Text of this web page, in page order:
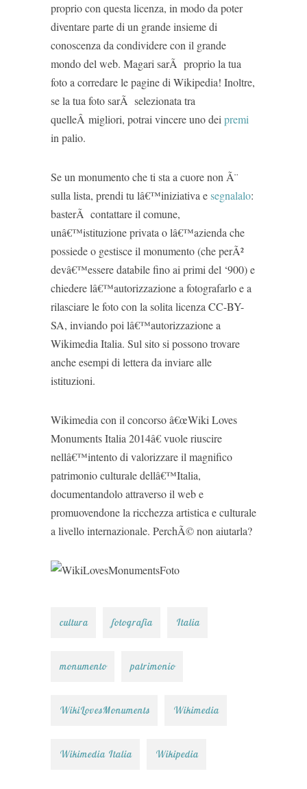
proprio con questa licenza, in modo da poter
diventare parte di un grande insieme di
conoscenza da condividere con il grande
mondo del web. Magari sarÃ proprio la tua
foto a corredare le pagine di Wikipedia! Inoltre,
se la tua foto sarÃ selezionata tra
quelleÂ migliori, potrai vincere uno dei premi
in palio.
Se un monumento che ti sta a cuore non Ã¨
sulla lista, prendi tu lâ€™iniziativa esegnalalo:
basterÃ contattare il comune,
unâ€™istituzione privata o lâ€™azienda che
possiede o gestisce il monumento (che perÃ²
devâ€™essere databile fino ai primi del ‘900) e
chiedere lâ€™autorizzazione a fotografarlo e a
rilasciare le foto con la solita licenza CC-BY-
SA, inviando poi lâ€™autorizzazione a
Wikimedia Italia. Sul sito si possono trovare
anche esempi di lettera da inviare alle
istituzioni.
Wikimedia con il concorso â€œWiki Loves
Monuments Italia 2014â€ vuole riuscire
nellâ€™intento di valorizzare il magnifico
patrimonio culturale dellâ€™Italia,
documentandolo attraverso il web e
promuovendone la ricchezza artistica e culturale
a livello internazionale. PerchÃ© non aiutarla?
cultura fotografia Italia
monumento patrimonio
WikiLovesMonuments Wikimedia
Wikimedia Italia Wikipedia